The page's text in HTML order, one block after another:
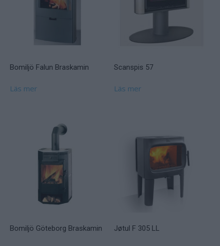
Bomiljö Falun Braskamin
Läs mer
Scanspis 57
Läs mer
Bomiljö Göteborg Braskamin Jøtul F 305 LL